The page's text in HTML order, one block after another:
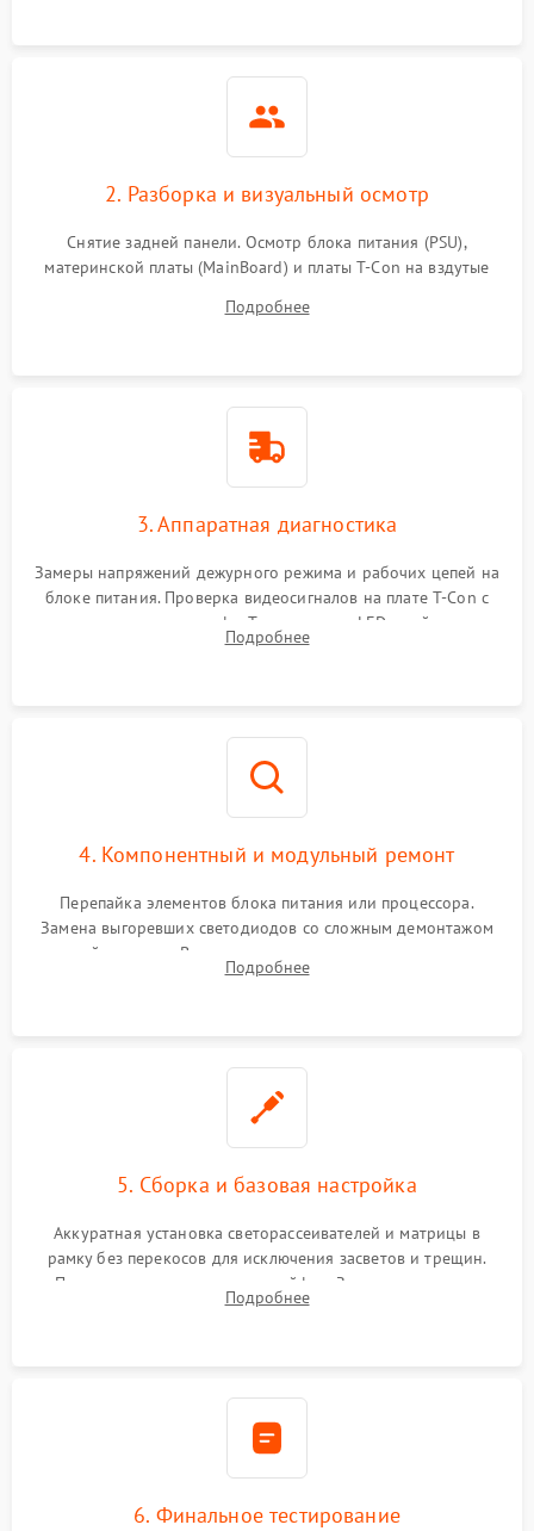
2. Разборка и визуальный осмотр
Снятие задней панели. Осмотр блока питания (PSU),
материнской платы (MainBoard) и платы T-Con на вздутые
Проверка надежности фиксации и целостности шлейфов.
Подробнее
3. Аппаратная диагностика
Замеры напряжений дежурного режима и рабочих цепей на
блоке питания. Проверка видеосигналов на плате T-Con с
помощью осциллографа. Тестирование LED-драйвера и
светодиодных планок подсветки мультиметром.
Подробнее
4. Компонентный и модульный ремонт
Перепайка элементов блока питания или процессора.
Замена выгоревших светодиодов со сложным демонтажом
хрупкой матрицы. Восстановление поврежденных дорожек,
прошивка микросхем памяти EEPROM
Подробнее
5. Сборка и базовая настройка
Аккуратная установка светорассеивателей и матрицы в
рамку без перекосов для исключения засветов и трещин.
Подключение внутренних шлейфов. Закрытие корпуса.
Сброс настроек и обновление программного обеспечения.
Подробнее
6. Финальное тестирование